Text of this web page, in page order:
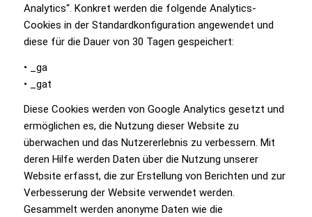
Analytics“. Konkret werden die folgende Analytics-
Cookies in der Standardkonfiguration angewendet und
diese für die Dauer von 30 Tagen gespeichert:
• _ga
• _gat
Diese Cookies werden von Google Analytics gesetzt und
ermöglichen es, die Nutzung dieser Website zu
überwachen und das Nutzererlebnis zu verbessern. Mit
deren Hilfe werden Daten über die Nutzung unserer
Website erfasst, die zur Erstellung von Berichten und zur
Verbesserung der Website verwendet werden.
Gesammelt werden anonyme Daten wie die